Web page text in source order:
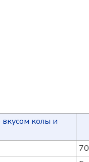
колы и